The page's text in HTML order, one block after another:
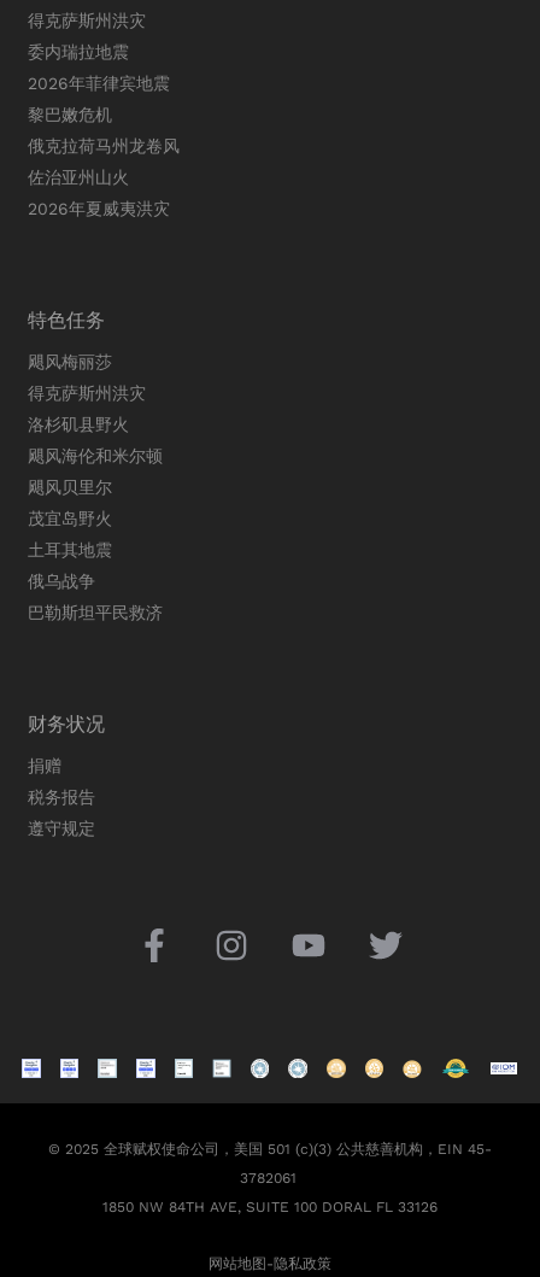
得克萨斯州洪灾
委内瑞拉地震
2026年菲律宾地震
黎巴嫩危机
俄克拉荷马州龙卷风
佐治亚州山火
2026年夏威夷洪灾
特色任务
飓风梅丽莎
得克萨斯州洪灾
洛杉矶县野火
飓风海伦和米尔顿
飓风贝里尔
茂宜岛野火
土耳其地震
俄乌战争
巴勒斯坦平民救济
财务状况
捐赠
税务报告
遵守规定
© 2025 全球赋权使命公司，美国 501 (c)(3) 公共慈善机构，EIN 45-
3782061
1850 NW 84TH AVE, SUITE 100 DORAL FL 33126
网站地图 -隐私政策